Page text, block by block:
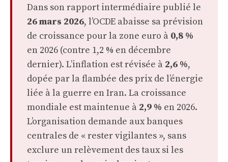
Dans son rapport intermédiaire publié le
26 mars 2026, l’OCDE abaisse sa prévision
de croissance pour la zone euro à 0,8 %
en 2026 (contre 1,2 % en décembre
dernier). L’inflation est révisée à 2,6 %,
dopée par la flambée des prix de l’énergie
liée à la guerre en Iran. La croissance
mondiale est maintenue à 2,9 % en 2026.
L’organisation demande aux banques
centrales de « rester vigilantes », sans
exclure un relèvement des taux si les